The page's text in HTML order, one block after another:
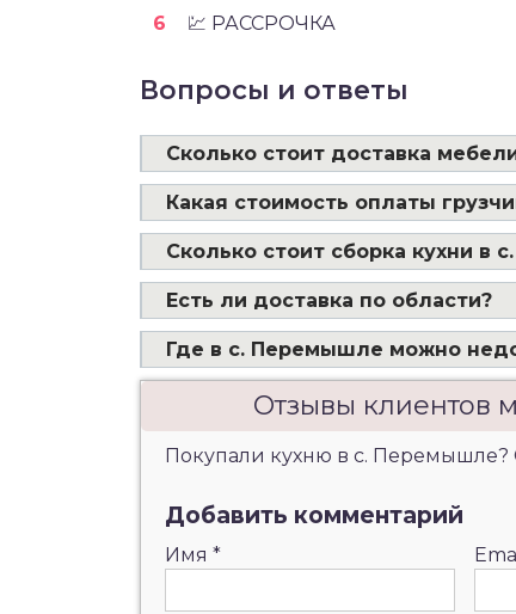
💹 РАССРОЧКА
Вопросы и ответы
Сколько стоит доставка
Какая стоимость оплаты
Сколько стоит сборка кухни в
Есть ли доставка по области?
Где в с. Перемышле можно
Отзывы клиентов
Покупали кухню в с. Перемышле?
Добавить комментарий
Имя *